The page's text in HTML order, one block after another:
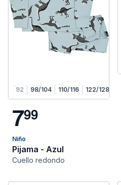
92 98/104 110/116 122/128
799
Niño
Pijama - Azul
Cuello redondo